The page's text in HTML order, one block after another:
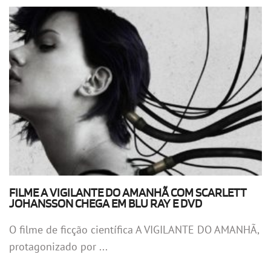
FILME A VIGILANTE DO AMANHÃ COM SCARLETT
JOHANSSON CHEGA EM BLU RAY E DVD
O filme de ficção científica A VIGILANTE DO AMANHÃ,
protagonizado por ...